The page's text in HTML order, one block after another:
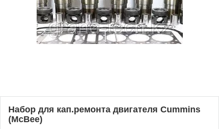
Набор для кап.ремонта двигателя Cummins
(McBee)